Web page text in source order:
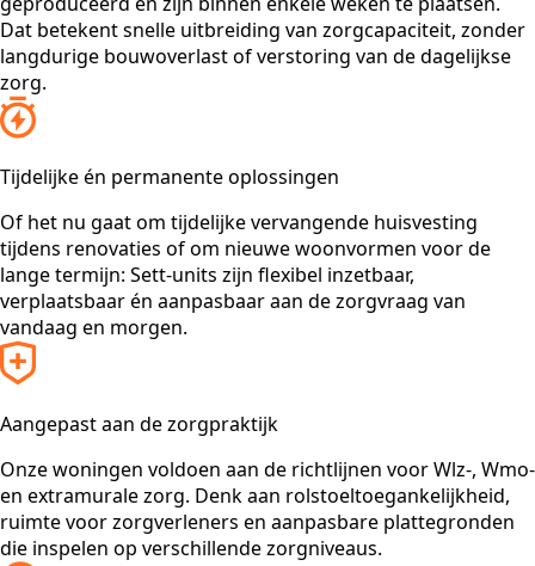
Dat betekent snelle uitbreiding van zorgcapaciteit, zonder
langdurige bouwoverlast of verstoring van de dagelijkse
zorg.
Tijdelijke én permanente oplossingen
Of het nu gaat om tijdelijke vervangende huisvesting
tijdens renovaties of om nieuwe woonvormen voor de
lange termijn: Sett-units zijn flexibel inzetbaar,
verplaatsbaar én aanpasbaar aan de zorgvraag van
vandaag en morgen.
Aangepast aan de zorgpraktijk
Onze woningen voldoen aan de richtlijnen voor Wlz-, Wmo-
en extramurale zorg. Denk aan rolstoeltoegankelijkheid,
ruimte voor zorgverleners en aanpasbare plattegronden
die inspelen op verschillende zorgniveaus.